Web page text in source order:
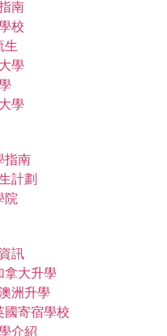
南
校
生
學
學
指南
計劃
院
訊
拿大升學
洲升學
國寄宿學校
介紹